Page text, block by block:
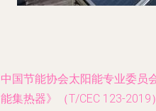
国节能协会太阳能专业委员
集热器》（T/CEC 123-